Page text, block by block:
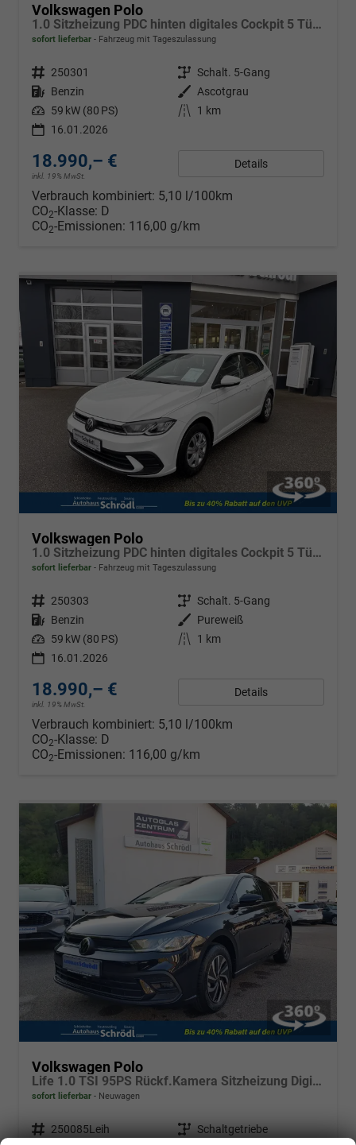
Volkswagen Polo
1.0 Sitzheizung PDC hinten digitales Cockpit 5 Türer
sofort lieferbar Fahrzeug mit Tageszulassung
Fahrzeugnr. 250301 Getriebe Schalt. 5-Gang
Kraftstoff Benzin Außenfarbe Ascotgrau
Leistung 59 kW (80 PS) Kilometerstand
1 km
16.01.2026
18.990,– €
inkl. 19% MwSt.
Details
Verbrauch kombiniert: 5,10 l/100km
CO2-Klasse: D
CO2-Emissionen: 116,00 g/km
Volkswagen Polo
1.0 Sitzheizung PDC hinten digitales Cockpit 5 Türer
sofort lieferbar Fahrzeug mit Tageszulassung
Fahrzeugnr. 250303 Getriebe Schalt. 5-Gang
Kraftstoff Benzin Außenfarbe Pureweiß
Leistung 59 kW (80 PS) Kilometerstand
1 km
16.01.2026
18.990,– €
inkl. 19% MwSt.
Details
Verbrauch kombiniert: 5,10 l/100km
CO2-Klasse: D
CO2-Emissionen: 116,00 g/km
Volkswagen Polo
Life 1.0 TSI 95PS Rückf.Kamera Sitzheizung Digital Cockpit Klima PDC v+h abgd.Scheiben Bluetooth Apple Car Play Android Auto 15-LM
sofort lieferbar Neuwagen
Fahrzeugnr. 250085Leih Getriebe Schaltgetriebe